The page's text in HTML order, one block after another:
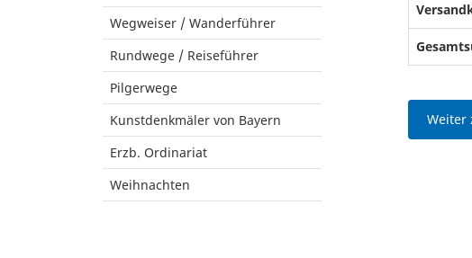
Wegweiser / Wanderführer
Rundwege / Reiseführer
Pilgerwege
Kunstdenkmäler von Bayern
Erzb. Ordinariat
Weihnachten
Weiter